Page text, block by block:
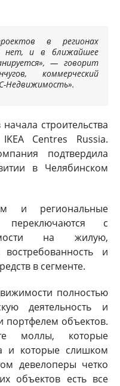
в регионах
нет, и в ближайшее
— говорит
коммерческий
Недвижимость».
строительства
Centres Russia.
подтвердила
в Челябинском
и региональные
переключаются с
на жилую,
и
в сегменте.
полностью
деятельность и
портфелем объектов.
моллы, которые
и которые слишком
девелоперы четко
объектов есть все